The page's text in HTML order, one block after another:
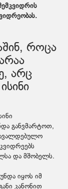
როცა
არც
განვმარტოთ,
და მშობელს.
იყოს იმ
კანონით